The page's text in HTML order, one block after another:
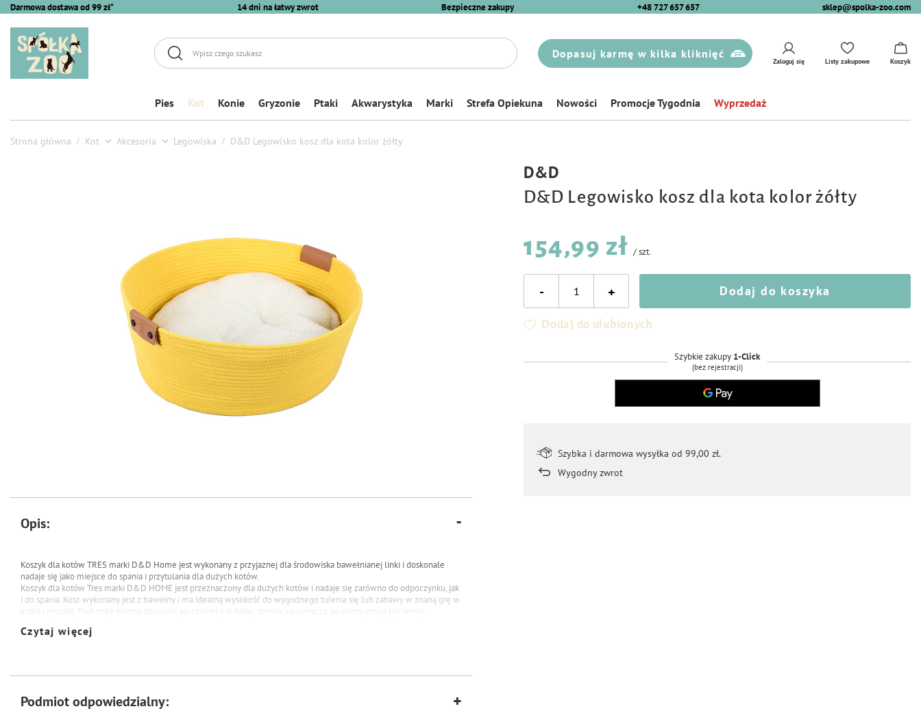
Darmowa dostawa od 99 zł* 14 dni na łatwy zwrot Bezpieczne zakupy +48 727 657 657 sklep@spolka-zoo.com
Dopasuj karmę w kilka kliknięć
Zaloguj się Listy zakupowe Koszyk
Pies Kot Konie Gryzonie Ptaki Akwarystyka Marki Strefa Opiekuna Nowości Promocje Tygodnia Wyprzedaż
Strona główna Kot Akcesoria Legowiska D&D Legowisko kosz dla kota kolor żółty
D&D
D&D Legowisko kosz dla kota kolor żółty
154,99 zł /szt.
- + Dodaj do koszyka
Dodaj do ulubionych
Szybkie zakupy 1-Click
(bez rejestracji)
Szybka i darmowa wysyłka od 99,00 zł.
Wygodny zwrot
Opis:
Koszyk dla kotów TRES marki D&D Home jest wykonany z przyjaznej dla środowiska bawełnianej linki i doskonale
nadaje się jako miejsce do spania i przytulania dla dużych kotów.
Koszyk dla kotów Tres marki D&D HOME jest przeznaczony dla dużych kotów i nadaje się zarówno do odpoczynku, jak
i do spania. Kosz wykonany jest z bawełny i ma idealną wysokość do wygodnego tulenia się lub zabawy w znaną grę w
kotka i myszkę. Poduszkę można stosować po czarnej lub białej stronie, co oznacza, że włosy mogą być mniej
Czytaj więcej
Podmiot odpowiedzialny: